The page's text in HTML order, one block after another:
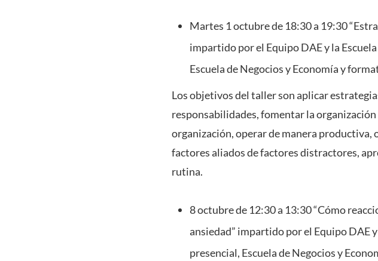
Martes 1 octubre de 18:30 a 19:30
impartido por el Equipo DAE y la
Escuela de Negocios y Economía y
Los objetivos del taller son aplicar
responsabilidades, fomentar la
organización, operar de manera
factores aliados de factores distractores,
rutina.
8 octubre de 12:30 a 13:30 “Cómo
ansiedad” impartido por el Equipo DAE
presencial, Escuela de Negocios y